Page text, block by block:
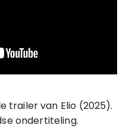
trailer van Elio (2025).
ondertiteling.